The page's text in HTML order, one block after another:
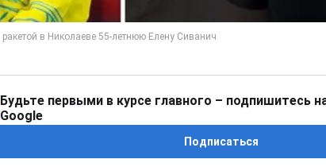
Будьте первыми в курсе главного – подпишитесь
Google
Подписаться